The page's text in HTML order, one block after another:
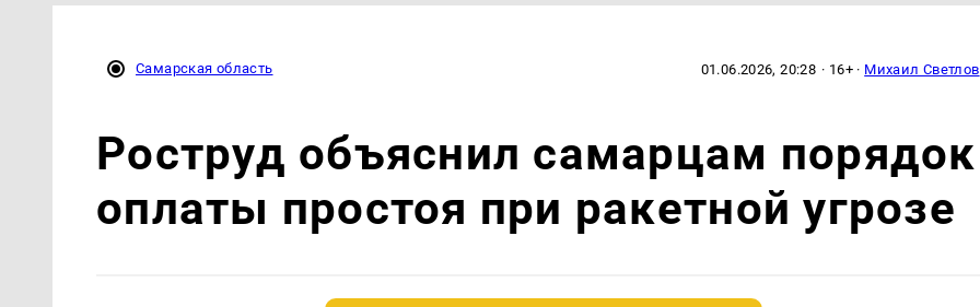
Самарская область 01.06.2026, 20:28 · 16+ · Михаил Светлов
Роструд объяснил самарцам порядок
оплаты простоя при ракетной угрозе